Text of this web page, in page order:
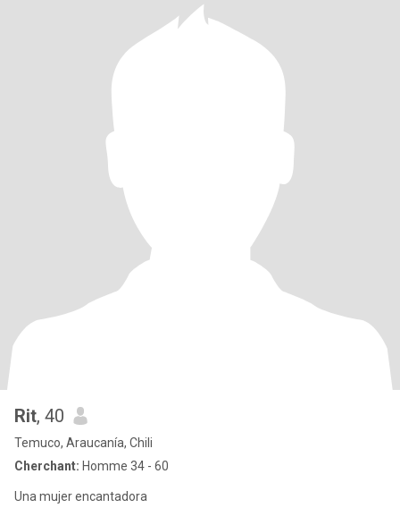
Rit, 40
Temuco, Araucanía, Chili
Cherchant: Homme 34 - 60
Una mujer encantadora